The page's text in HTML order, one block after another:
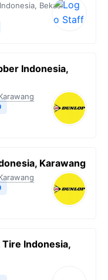
Bekasi
Indonesia,
Karawang
Indonesia,